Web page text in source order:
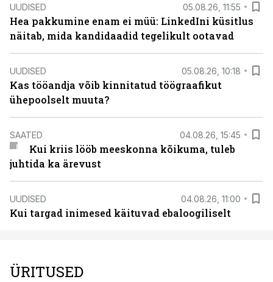
UUDISED 05.08.26, 11:55
Hea pakkumine enam ei müü: LinkedIni küsitlus
näitab, mida kandidaadid tegelikult ootavad
UUDISED 05.08.26, 10:18
Kas tööandja võib kinnitatud töögraafikut
ühepoolselt muuta?
SAATED 04.08.26, 15:45
Kui kriis lööb meeskonna kõikuma, tuleb
juhtida ka ärevust
UUDISED 04.08.26, 11:00
Kui targad inimesed käituvad ebaloogiliselt
ÜRITUSED